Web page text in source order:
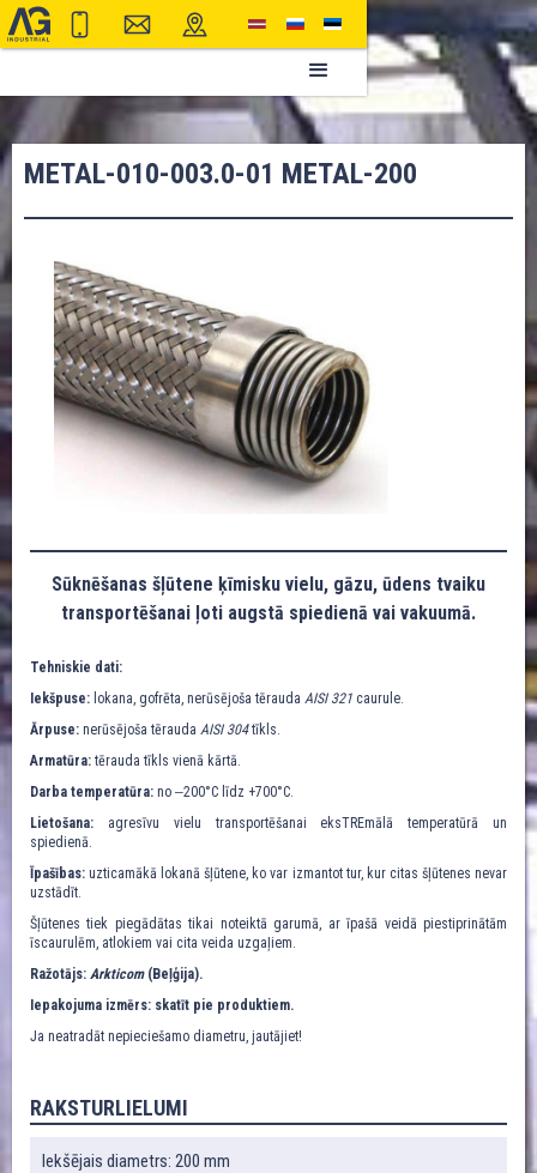
METAL-010-003.0-01 METAL-200
Sūknēšanas šļūtene ķīmisku vielu, gāzu, ūdens tvaiku
transportēšanai ļoti augstā spiedienā vai vakuumā.
Tehniskie dati:
Iekšpuse: lokana, gofrēta, nerūsējoša tērauda AISI 321 caurule.
Ārpuse: nerūsējoša tērauda AISI 304tīkls.
Armatūra: tērauda tīkls vienā kārtā.
Darba temperatūra: no ‒200°C līdz +700°C.
Lietošana: agresīvu vielu transportēšanai eksTREmālā temperatūrā un
spiedienā.
Īpašības: uzticamākā lokanā šļūtene, ko var izmantot tur, kur citas šļūtenes nevar
uzstādīt.
Šļūtenes tiek piegādātas tikai noteiktā garumā, ar īpašā veidā piestiprinātām
īscaurulēm, atlokiem vai cita veida uzgaļiem.
Ražotājs: Arkticom(Beļģija).
Iepakojuma izmērs: skatīt pie produktiem.
Ja neatradāt nepieciešamo diametru, jautājiet!
RAKSTURLIELUMI
Iekšējais diametrs: 200 mm